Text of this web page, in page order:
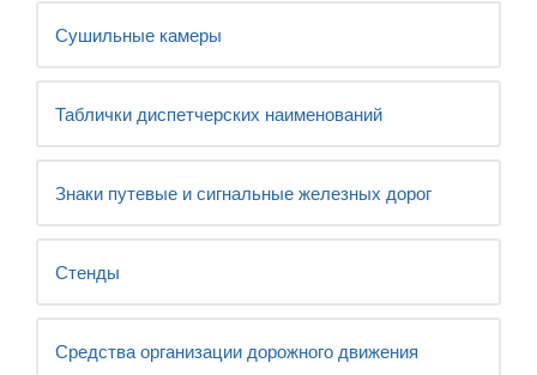
Сушильные камеры
Таблички диспетчерских наименований
Знаки путевые и сигнальные железных дорог
Стенды
Средства организации дорожного движения